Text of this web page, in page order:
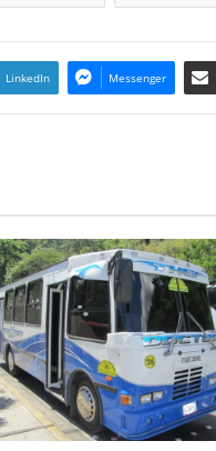
LinkedIn Messenger